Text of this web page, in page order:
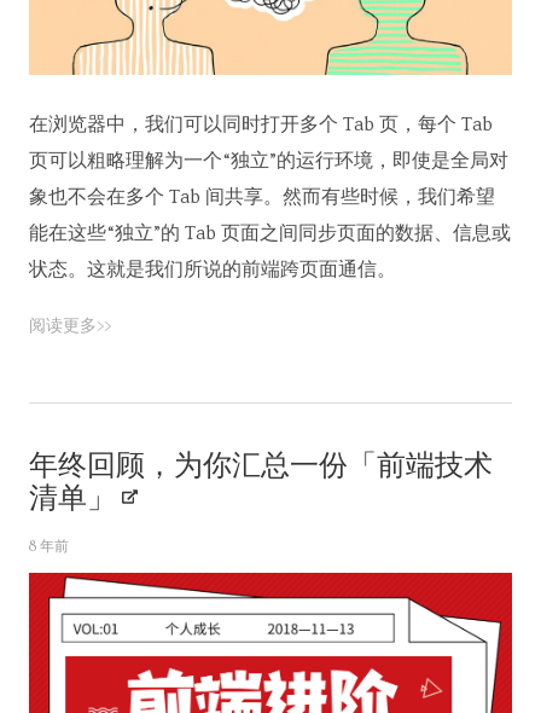
在浏览器中，我们可以同时打开多个 Tab 页，每个 Tab
页可以粗略理解为一个“独立”的运行环境，即使是全局对
象也不会在多个 Tab 间共享。然而有些时候，我们希望
能在这些“独立”的 Tab 页面之间同步页面的数据、信息或
状态。这就是我们所说的前端跨页面通信。
阅读更多>>
年终回顾，为你汇总一份「前端技术
清单」
8 年前